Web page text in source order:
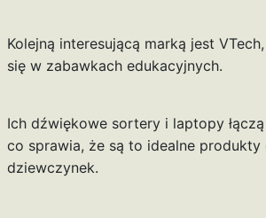
Kolejną interesującą marką jest
się w zabawkach edukacyjnych.
Ich dźwiękowe sortery i laptopy
co sprawia, że są to idealne produkty
dziewczynek.